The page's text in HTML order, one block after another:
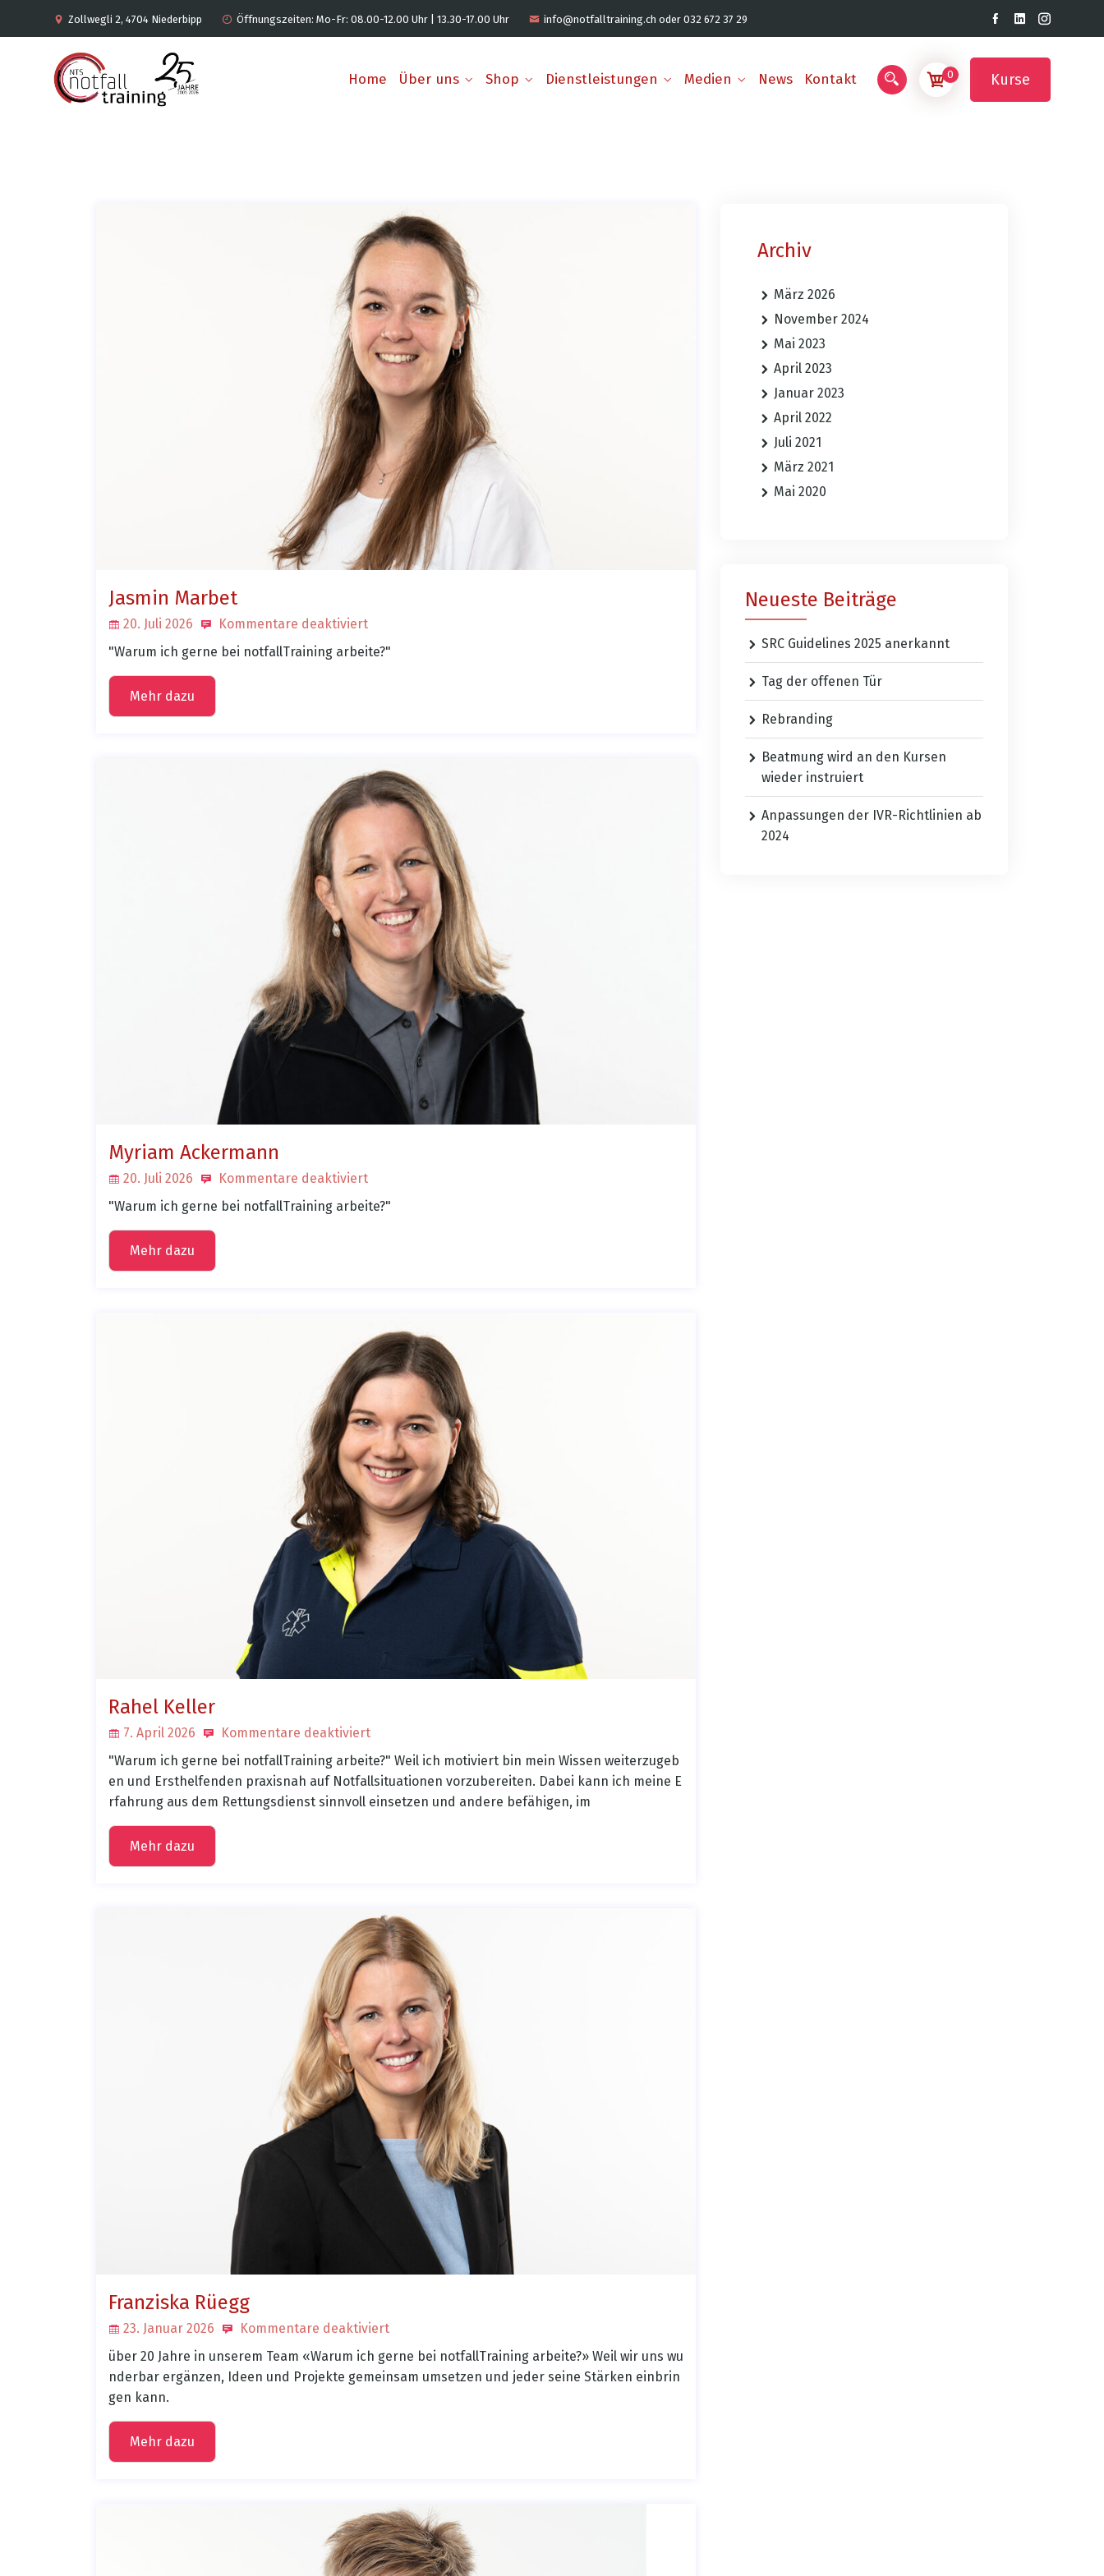
Zollwegli 2, 4704 Niederbipp Öffnungszeiten: Mo-Fr: 08.00-12.00 Uhr | 13.30-17.00 Uhr info@notfalltraining.ch oder 032 672 37 29
Home Über uns Shop Dienstleistungen Medien News Kontakt 0 Kurse
Jasmin Marbet
20. Juli 2026
Kommentare deaktiviert
"Warum ich gerne bei notfallTraining arbeite?"
Mehr dazu
Myriam Ackermann
20. Juli 2026
Kommentare deaktiviert
"Warum ich gerne bei notfallTraining arbeite?"
Mehr dazu
Rahel Keller
7. April 2026
Kommentare deaktiviert
"Warum ich gerne bei notfallTraining arbeite?" Weil ich motiviert bin mein Wissen weiterzugeb
en und Ersthelfenden praxisnah auf Notfallsituationen vorzubereiten. Dabei kann ich meine E
rfahrung aus dem Rettungsdienst sinnvoll einsetzen und andere befähigen, im
Mehr dazu
Franziska Rüegg
23. Januar 2026
Kommentare deaktiviert
über 20 Jahre in unserem Team «Warum ich gerne bei notfallTraining arbeite?» Weil wir uns wu
nderbar ergänzen, Ideen und Projekte gemeinsam umsetzen und jeder seine Stärken einbrin
gen kann.
Mehr dazu
Archiv
März 2026
November 2024
Mai 2023
April 2023
Januar 2023
April 2022
Juli 2021
März 2021
Mai 2020
Neueste Beiträge
SRC Guidelines 2025 anerkannt
Tag der offenen Tür
Rebranding
Beatmung wird an den Kursen
wieder instruiert
Anpassungen der IVR-Richtlinien ab
2024